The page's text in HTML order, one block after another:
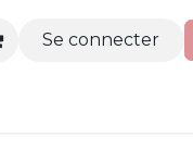
Se connecter